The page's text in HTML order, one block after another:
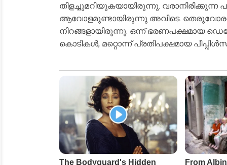
തിളച്ചുമറിയുകയായിരുന്നു.
ആവോളമുണ്ടായിരുന്നു അവിടെ.
നിറങ്ങളായിരുന്നു. ഒന്ന് ഭരണപക്ഷമായ
കൊടികൾ, മറ്റൊന്ന് പ്രതിപക്ഷമായ